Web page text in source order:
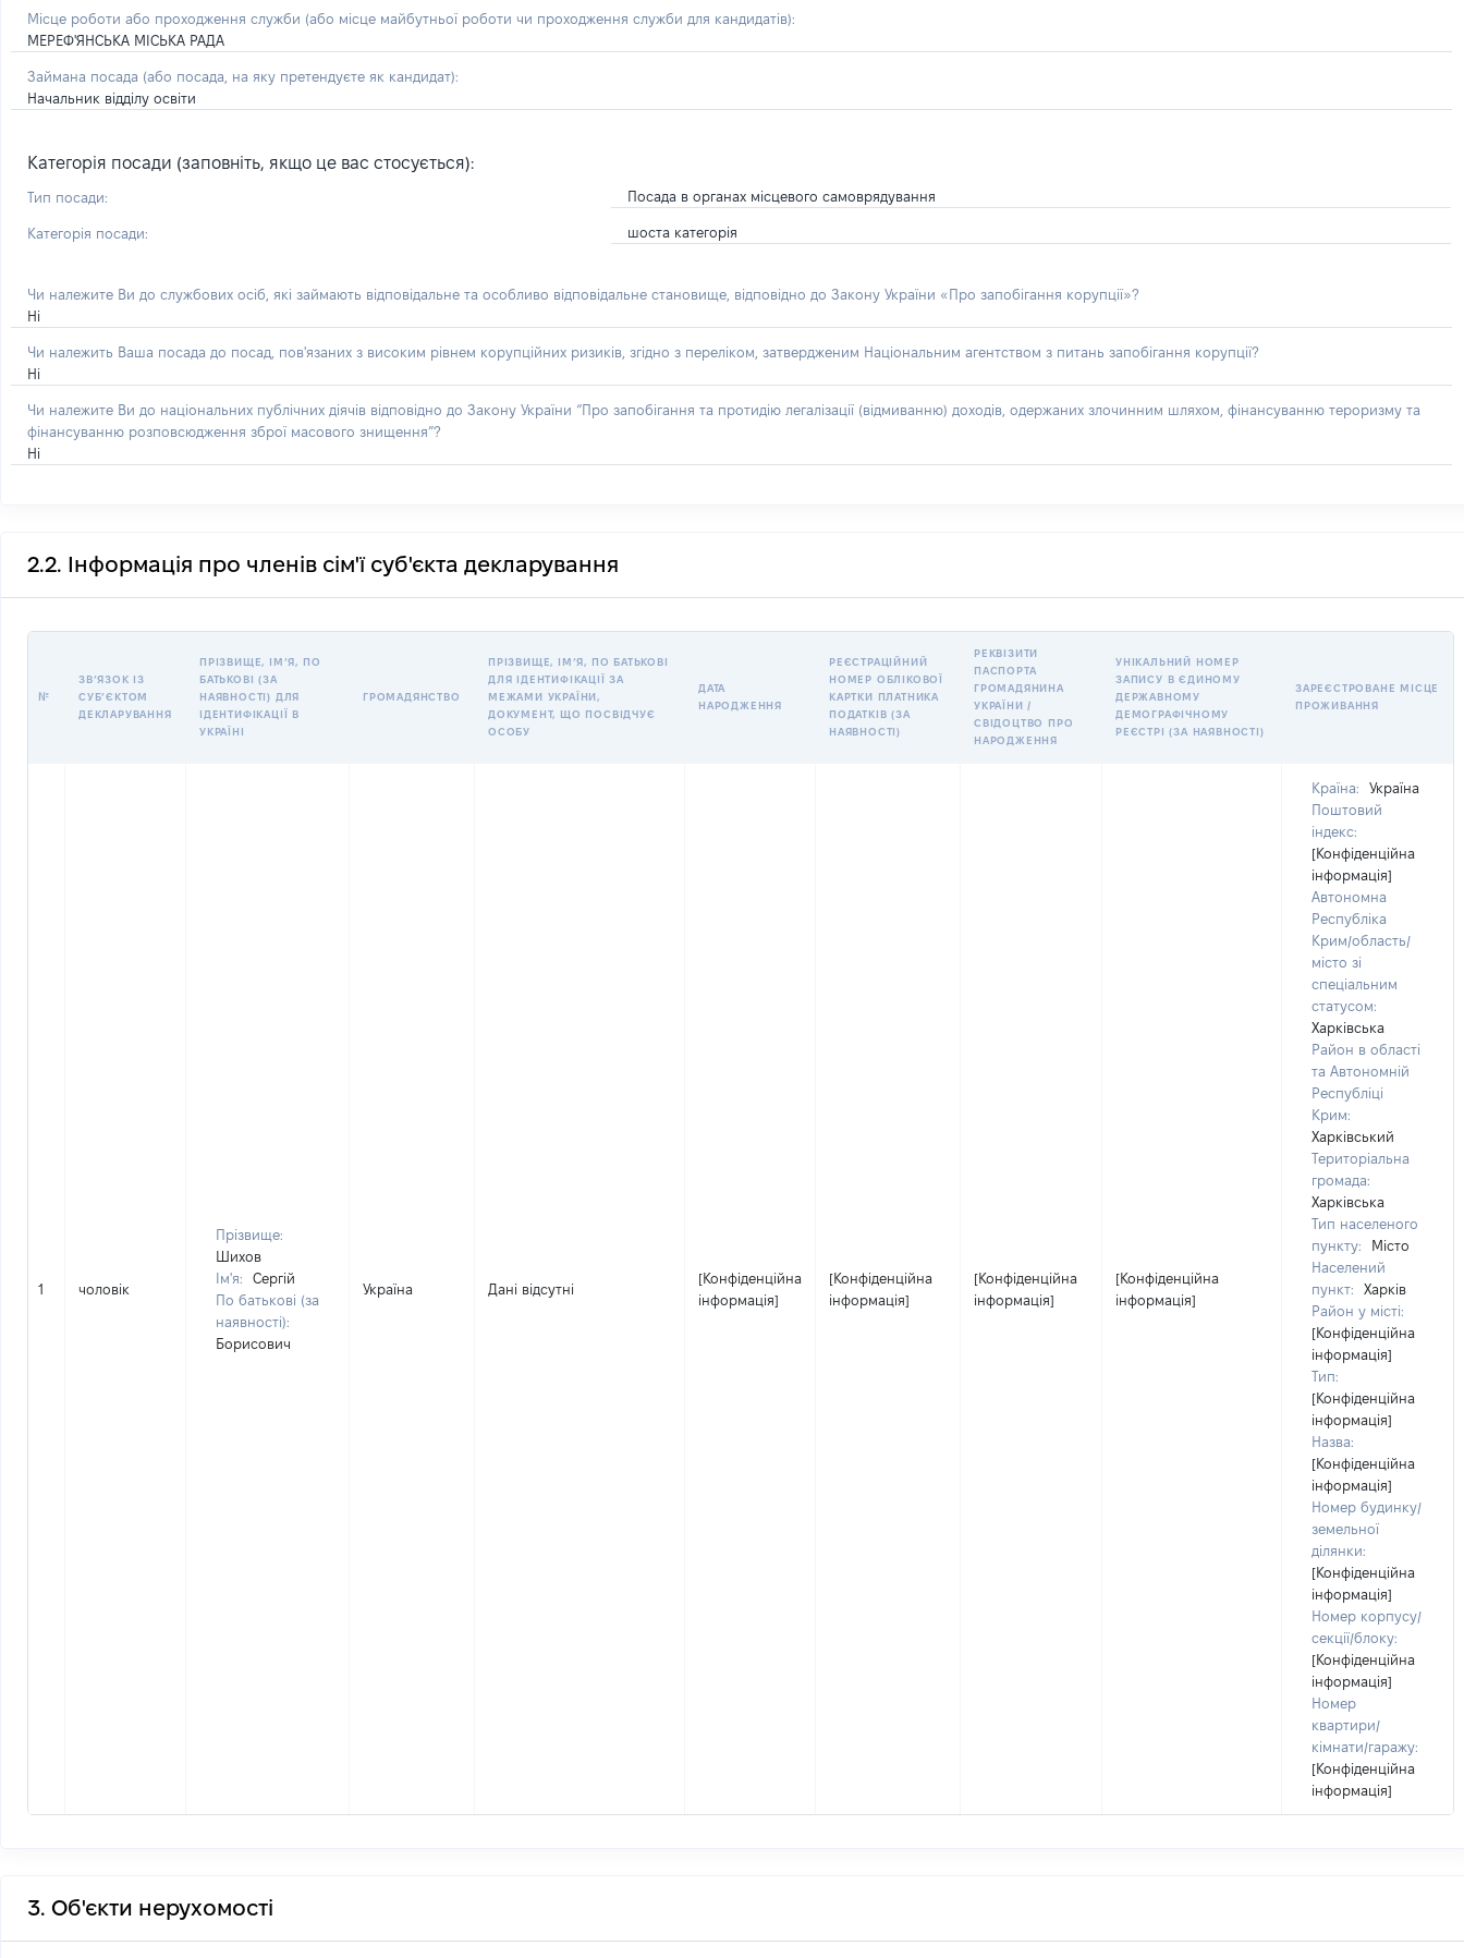
Місце роботи або проходження служби (або місце майбутньої роботи чи проходження служби для кандидатів):
МЕРЕФ'ЯНСЬКА МІСЬКА РАДА
Займана посада (або посада, на яку претендуєте як кандидат):
Начальник відділу освіти
Категорія посади (заповніть, якщо це вас стосується):
Тип посади: Посада в органах місцевого самоврядування
Категорія посади: шоста категорія
Чи належите Ви до службових осіб, які займають відповідальне та особливо відповідальне становище, відповідно до Закону України «Про запобігання корупції»?
Ні
Чи належить Ваша посада до посад, пов'язаних з високим рівнем корупційних ризиків, згідно з переліком, затвердженим Національним агентством з питань запобігання корупції?
Ні
Чи належите Ви до національних публічних діячів відповідно до Закону України “Про запобігання та протидію легалізації (відмиванню) доходів, одержаних злочинним шляхом, фінансуванню тероризму та
фінансуванню розповсюдження зброї масового знищення”?
Ні
2.2. Інформація про членів сім'ї суб'єкта декларування
№
ЗВʼЯЗОК ІЗ
СУБʼЄКТОМ
ДЕКЛАРУВАННЯ
ПРІЗВИЩЕ, ІМʼЯ, ПО
БАТЬКОВІ (ЗА
НАЯВНОСТІ) ДЛЯ
ІДЕНТИФІКАЦІЇ В
УКРАЇНІ
ГРОМАДЯНСТВО
ПРІЗВИЩЕ, ІМʼЯ, ПО БАТЬКОВІ
ДЛЯ ІДЕНТИФІКАЦІЇ ЗА
МЕЖАМИ УКРАЇНИ,
ДОКУМЕНТ, ЩО ПОСВІДЧУЄ
ОСОБУ
ДАТА
НАРОДЖЕННЯ
РЕЄСТРАЦІЙНИЙ
НОМЕР ОБЛІКОВОЇ
КАРТКИ ПЛАТНИКА
ПОДАТКІВ (ЗА
НАЯВНОСТІ)
РЕКВІЗИТИ
ПАСПОРТА
ГРОМАДЯНИНА
УКРАЇНИ /
СВІДОЦТВО ПРО
НАРОДЖЕННЯ
УНІКАЛЬНИЙ НОМЕР
ЗАПИСУ В ЄДИНОМУ
ДЕРЖАВНОМУ
ДЕМОГРАФІЧНОМУ
РЕЄСТРІ (ЗА НАЯВНОСТІ)
ЗАРЕЄСТРОВАНЕ МІСЦЕ
ПРОЖИВАННЯ
1 чоловік
Прізвище:
Шихов
Ім'я:
Сергій
По батькові (за
наявності):
Борисович
Україна Дані відсутні
[Конфіденційна
інформація]
[Конфіденційна
інформація]
[Конфіденційна
інформація]
[Конфіденційна
інформація]
Країна:
Україна
Поштовий
індекс:
[Конфіденційна
інформація]
Автономна
Республіка
Крим/область/
місто зі
спеціальним
статусом:
Харківська
Район в області
та Автономній
Республіці
Крим:
Харківський
Територіальна
громада:
Харківська
Тип населеного
пункту:
Місто
Населений
пункт:
Харків
Район у місті:
[Конфіденційна
інформація]
Тип:
[Конфіденційна
інформація]
Назва:
[Конфіденційна
інформація]
Номер будинку/
земельної
ділянки:
[Конфіденційна
інформація]
Номер корпусу/
секції/блоку:
[Конфіденційна
інформація]
Номер
квартири/
кімнати/гаражу:
[Конфіденційна
інформація]
3. Об'єкти нерухомості